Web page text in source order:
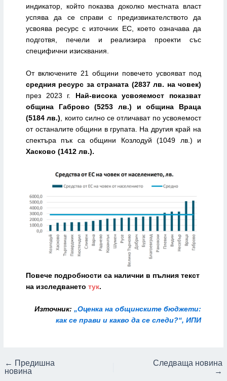
индикатор, който показва доколко местната власт
успява да се справи с предизвикателството да
усвоява ресурс с източник ЕС, което означава да
подготвя, печели и реализира проекти със
специфични изисквания.
От включените 21 общини повечето усвояват под
средния ресурс за страната (2837 лв. на човек)
през 2023 г.
Най-висока усвояемост показват
община Габрово (5253 лв.) и община Враца
(5184 лв.), които силно се отличават по усвояемост
от останалите общини в групата. На другия край на
спектъра пък са общини Козлодуй (1049 лв.) и
Хасково (1412 лв.).
Повече подробности са налични в пълния текст
на изследванетотук.
Източник: „Оценка на общинските бюджети:
как се прави и какво да се следи?“, ИПИ
← Предишна
новина
Следваща новина
→